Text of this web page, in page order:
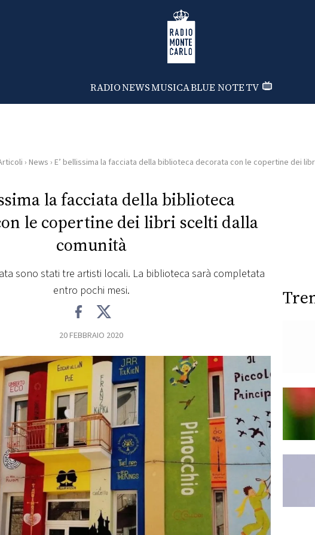
Radio Monte Carlo
RADIONEWSMUSICABLUE NOTETV
› News › E’ bellissima la facciata della biblioteca decorata con le copertine dei
la facciata della biblioteca
le copertine dei libri scelti dalla
comunità
sono stati tre artisti locali. La biblioteca sarà completata
entro pochi mesi.
20 FEBBRAIO 2020